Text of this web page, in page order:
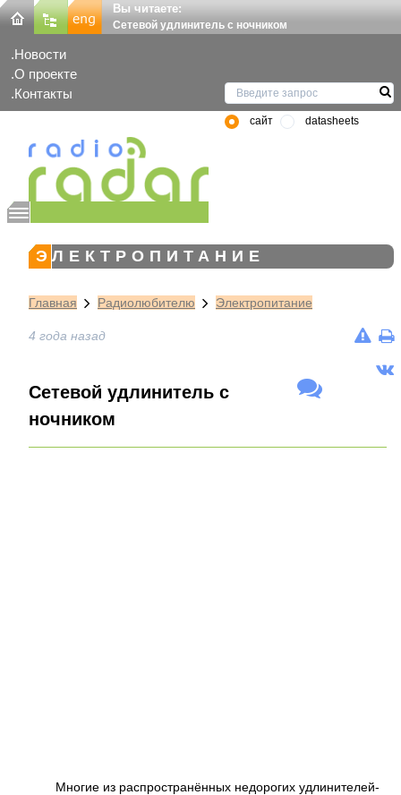
Вы читаете:
Сетевой удлинитель с ночником
Новости
О проекте
Контакты
сайт datasheets
ЭЛЕКТРОПИТАНИЕ
Главная Радиолюбителю Электропитание
4 года назад
Сетевой удлинитель с
ночником
Многие из распространённых недорогих удлинителей-